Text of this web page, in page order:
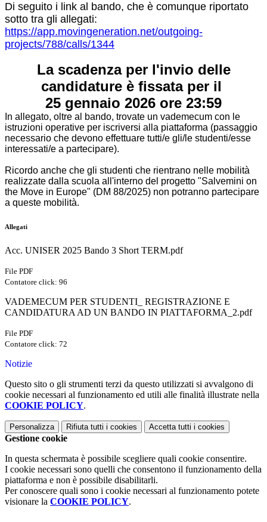
Di seguito i link al bando, che è comunque riportato
sotto tra gli allegati:
https://app.movingeneration.net/outgoing-
projects/788/calls/1344
La scadenza per l'invio delle
candidature è fissata per il
25 gennaio 2026 ore 23:59
In allegato, oltre al bando, trovate un vademecum con le
istruzioni operative per iscriversi alla piattaforma (passaggio
necessario che devono effettuare tutti/e gli/le studenti/esse
interessati/e a partecipare).
Ricordo anche che gli studenti che rientrano nelle mobilità
realizzate dalla scuola all'interno del progetto "Salvemini on
the Move in Europe" (DM 88/2025) non potranno partecipare
a queste mobilità.
Allegati
Acc. UNISER 2025 Bando 3 Short TERM.pdf
File PDF
Contatore click: 96
VADEMECUM PER STUDENTI_ REGISTRAZIONE E
CANDIDATURA AD UN BANDO IN PIATTAFORMA_2.pdf
File PDF
Contatore click: 72
Notizie
Questo sito o gli strumenti terzi da questo utilizzati si avvalgono di
cookie necessari al funzionamento ed utili alle finalità illustrate nella
COOKIE POLICY.
Personalizza Rifiuta tutti i cookies Accetta tutti i cookies
Gestione cookie
In questa schermata è possibile scegliere quali cookie consentire.
I cookie necessari sono quelli che consentono il funzionamento della
piattaforma e non è possibile disabilitarli.
Per conoscere quali sono i cookie necessari al funzionamento potete
visionare la COOKIE POLICY.